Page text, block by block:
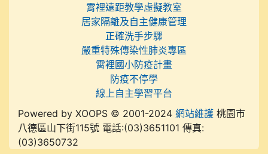
霄裡遠距教學虛擬教室
居家隔離及自主健康管理
正確洗手步驟
嚴重特殊傳染性肺炎專區
霄裡國小防疫計畫
防疫不停學
線上自主學習平台
Powered by XOOPS © 2001-2024 網站維護 桃園市
八德區山下街115號 電話:(03)3651101 傳真:
(03)3650732